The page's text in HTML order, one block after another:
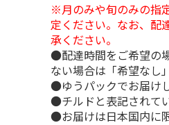
※月のみや旬のみの指
定ください。なお、配
承ください。
●配達時間をご希望の
ない場合は「希望なし
●ゆうパックでお届けし
●チルドと表記されて
●お届けは日本国内に限